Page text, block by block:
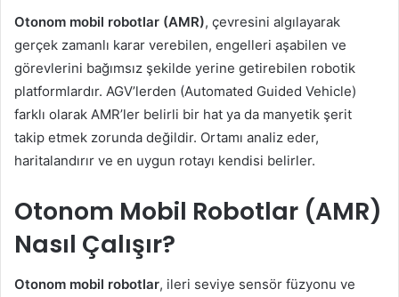
Otonom mobil robotlar (AMR), çevresini algılayarak
gerçek zamanlı karar verebilen, engelleri aşabilen ve
görevlerini bağımsız şekilde yerine getirebilen robotik
platformlardır. AGV’lerden (Automated Guided Vehicle)
farklı olarak AMR’ler belirli bir hat ya da manyetik şerit
takip etmek zorunda değildir. Ortamı analiz eder,
haritalandırır ve en uygun rotayı kendisi belirler.
Otonom Mobil Robotlar (AMR)
Nasıl Çalışır?
Otonom mobil robotlar, ileri seviye sensör füzyonu ve